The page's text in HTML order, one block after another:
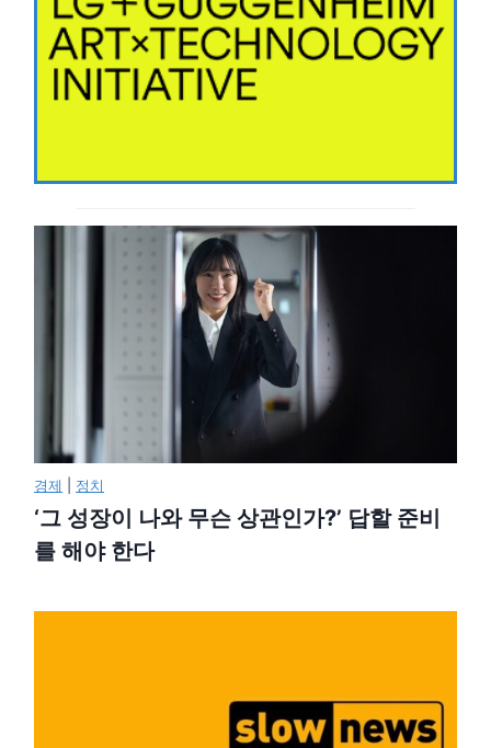
경제 정치
‘그 성장이 나와 무슨 상관인가?’ 답할 준비
를 해야 한다